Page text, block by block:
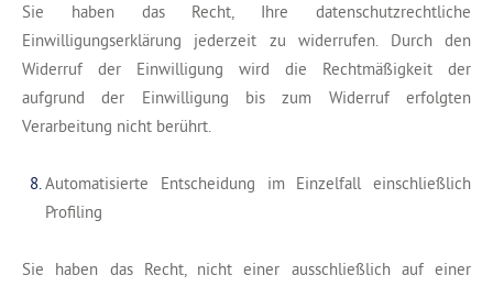
Sie haben das Recht, Ihre datenschutzrechtliche
Einwilligungserklärung jederzeit zu widerrufen. Durch den
Widerruf der Einwilligung wird die Rechtmäßigkeit der
aufgrund der Einwilligung bis zum Widerruf erfolgten
Verarbeitung nicht berührt.
Automatisierte Entscheidung im Einzelfall einschließlich
Profiling
Sie haben das Recht, nicht einer ausschließlich auf einer